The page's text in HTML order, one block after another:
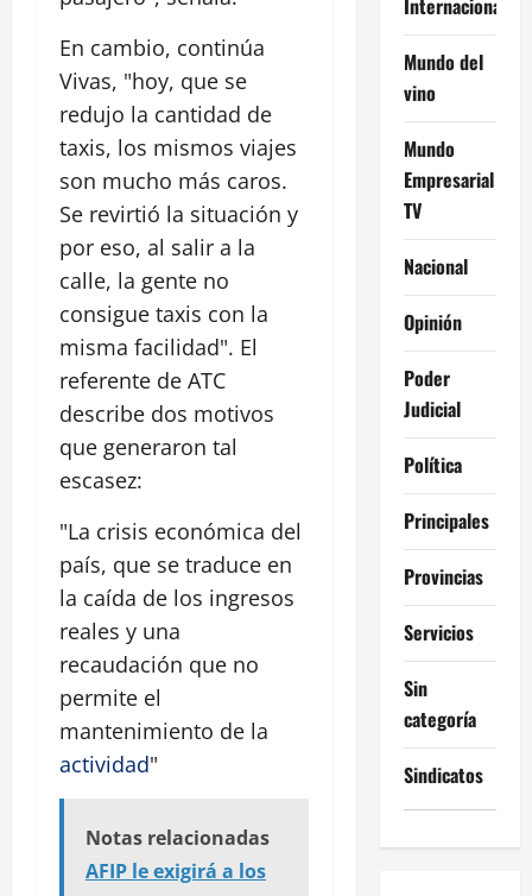
En cambio, continúa
Vivas, "hoy, que se
redujo la cantidad de
taxis, los mismos viajes
son mucho más caros.
Se revirtió la situación y
por eso, al salir a la
calle, la gente no
consigue taxis con la
misma facilidad". El
referente de ATC
describe dos motivos
que generaron tal
escasez:
"La crisis económica del
país, que se traduce en
la caída de los ingresos
reales y una
recaudación que no
permite el
mantenimiento de la
actividad"
Notas relacionadas
AFIP le exigirá a los
Mundo del
vino
Mundo
Empresarial
TV
Nacional
Opinión
Poder
Judicial
Política
Principales
Provincias
Servicios
Sin
categoría
Sindicatos